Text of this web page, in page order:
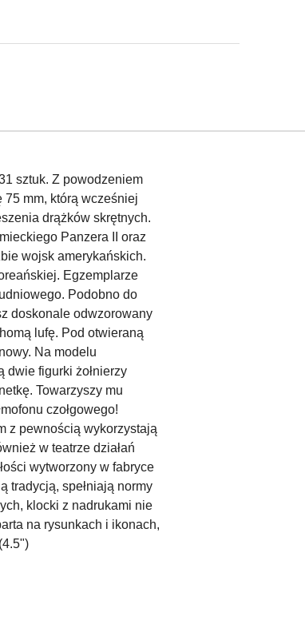
sztuk. Z powodzeniem
75 mm, którą wcześniej
drążków skrętnych.
Panzera II oraz
wojsk amerykańskich.
Egzemplarze
Podobno do
doskonale odwzorowany
lufę. Pod otwieraną
Na modelu
dwie figurki żołnierzy
Towarzyszy mu
czołgowego!
z pewnością wykorzystają
w teatrze działań
wytworzony w fabryce
tradycją, spełniają normy
klocki z nadrukami nie
na rysunkach i ikonach,